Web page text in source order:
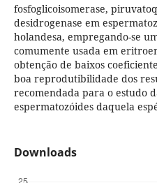
fosfoglicoisomerase,
desidrogenase em
holandesa, empregando-se
comumente usada em
obtenção de baixos
boa reprodutibilidade dos
recomendada para o estudo
espermatozóides daquela
Downloads